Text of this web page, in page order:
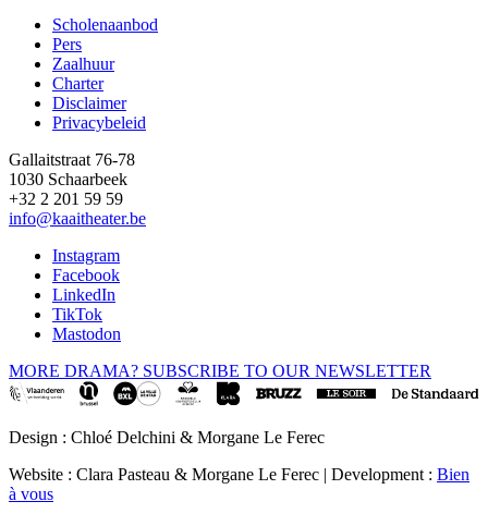
Footer
Scholenaanbod
Pers
Zaalhuur
Charter
Disclaimer
Privacybeleid
Gallaitstraat 76-78
1030 Schaarbeek
+32 2 201 59 59
info@kaaitheater.be
Instagram
Facebook
LinkedIn
TikTok
Mastodon
MORE DRAMA? SUBSCRIBE TO OUR NEWSLETTER
Design : Chloé Delchini & Morgane Le Ferec
Website : Clara Pasteau & Morgane Le Ferec | Development : Bien
à vous